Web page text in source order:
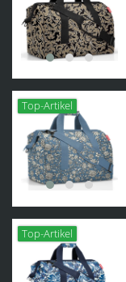
Top-Artikel
Top-Artikel